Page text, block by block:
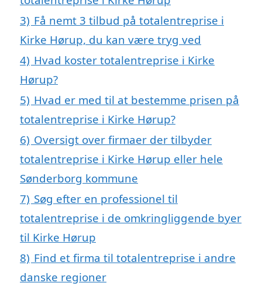
3) Få nemt 3 tilbud på totalentreprise i
Kirke Hørup, du kan være tryg ved
4) Hvad koster totalentreprise i Kirke
Hørup?
5) Hvad er med til at bestemme prisen på
totalentreprise i Kirke Hørup?
6) Oversigt over firmaer der tilbyder
totalentreprise i Kirke Hørup eller hele
Sønderborg kommune
7) Søg efter en professionel til
totalentreprise i de omkringliggende byer
til Kirke Hørup
8) Find et firma til totalentreprise i andre
danske regioner